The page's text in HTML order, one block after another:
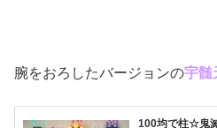
腕をおろしたバージョンの宇髄
100均で柱☆鬼